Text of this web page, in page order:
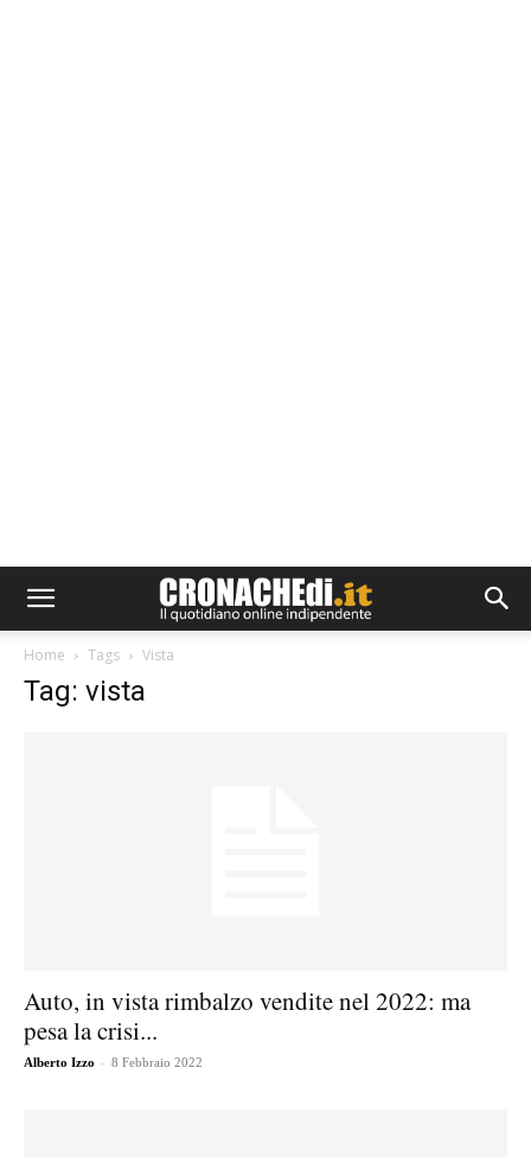
Home Tags Vista
Tag: vista
Auto, in vista rimbalzo vendite nel 2022: ma
pesa la crisi...
Alberto Izzo - 8 Febbraio 2022